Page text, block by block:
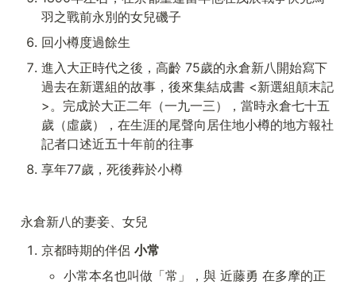
羽之戰前永別的女兒磯子
回小樽度過餘生
進入大正時代之後，高齡 75歲的永倉新八開始寫下
過去在新選組的故事，後來集結成書 <新選組顛末記
>。完成於大正二年（一九一三），當時永倉七十五
歲（虛歲），在生涯的尾聲向居住地小樽的地方報社
記者口述近五十年前的往事
享年77歲，死後葬於小樽
永倉新八的妻妾、女兒
京都時期的伴侶 小常
小常本名也叫做「常」，與 近藤勇 在多摩的正